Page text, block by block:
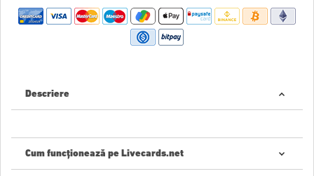
Descriere
Cum funcționează pe Livecards.net